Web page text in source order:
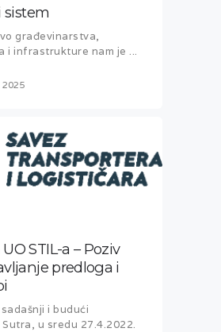
građevinarstva,
i infrastrukture nam je ...
2025
STIL-a – Poziv
predloga i
i budući
u sredu 27.4.2022.